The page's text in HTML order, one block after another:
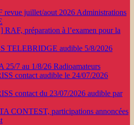
revue juillet/aout 2026 Administrations
RAF, préparation à l’examen pour la
TELEBRIDGE audible 5/8/2026
25/7 au 1/8/26 Radioamateurs
contact audible le 24/07/2026
contact du 23/07/2026 audible par
CONTEST, participations annoncées